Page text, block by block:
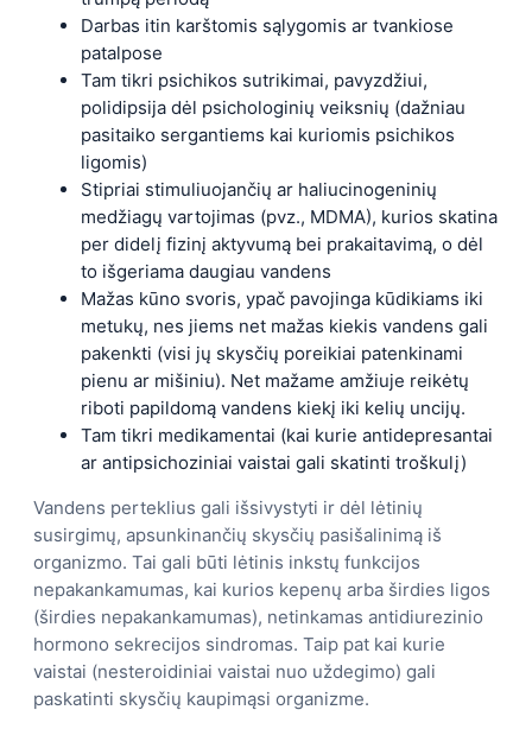
Darbas itin karštomis sąlygomis ar tvankiose
patalpose
Tam tikri psichikos sutrikimai, pavyzdžiui,
polidipsija dėl psichologinių veiksnių (dažniau
pasitaiko sergantiems kai kuriomis psichikos
ligomis)
Stipriai stimuliuojančių ar haliucinogeninių
medžiagų vartojimas (pvz., MDMA), kurios skatina
per didelį fizinį aktyvumą bei prakaitavimą, o dėl
to išgeriama daugiau vandens
Mažas kūno svoris, ypač pavojinga kūdikiams iki
metukų, nes jiems net mažas kiekis vandens gali
pakenkti (visi jų skysčių poreikiai patenkinami
pienu ar mišiniu). Net mažame amžiuje reikėtų
riboti papildomą vandens kiekį iki kelių uncijų.
Tam tikri medikamentai (kai kurie antidepresantai
ar antipsichoziniai vaistai gali skatinti troškulį)
Vandens perteklius gali išsivystyti ir dėl lėtinių
susirgimų, apsunkinančių skysčių pasišalinimą iš
organizmo. Tai gali būti lėtinis inkstų funkcijos
nepakankamumas, kai kurios kepenų arba širdies ligos
(širdies nepakankamumas), netinkamas antidiurezinio
hormono sekrecijos sindromas. Taip pat kai kurie
vaistai (nesteroidiniai vaistai nuo uždegimo) gali
paskatinti skysčių kaupimąsi organizme.